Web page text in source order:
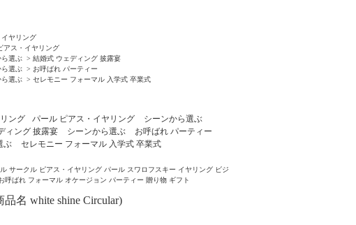
イヤリング
アス・イヤリング
ら選ぶ > 結婚式 ウェディング 披露宴
ら選ぶ > お呼ばれ パーティー
ら選ぶ > セレモニー フォーマル 入学式 卒業式
ング パール ピアス・イヤリング
シーンから選ぶ
ィング 披露宴
シーンから選ぶ
お呼ばれ パーティー
ぶ
セレモニー フォーマル 入学式 卒業式
サークル ピアス・イヤリング パール スワロフスキー イヤリング ビジ
呼ばれ フォーマル オケージョン パーティー 贈り物 ギフト
品名 white shine Circular)